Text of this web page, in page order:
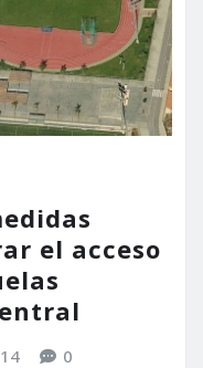
el acceso
0